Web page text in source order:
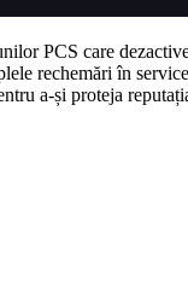
PCS care
rechemări în
a-și proteja